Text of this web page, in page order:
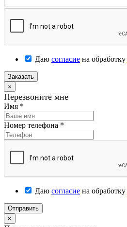
Даю согласие на обработку
Заказать
×
Перезвоните мне
Имя *
Номер телефона *
Даю согласие на обработку
Отправить
×